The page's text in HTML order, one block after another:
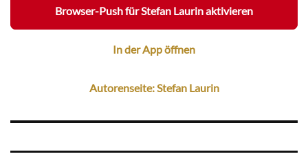
Browser-Push für Stefan Laurin aktivieren
In der App öffnen
Autorenseite: Stefan Laurin